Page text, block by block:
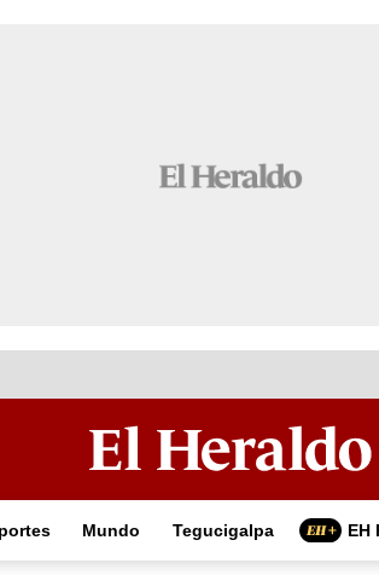
Mundo Tegucigalpa EH